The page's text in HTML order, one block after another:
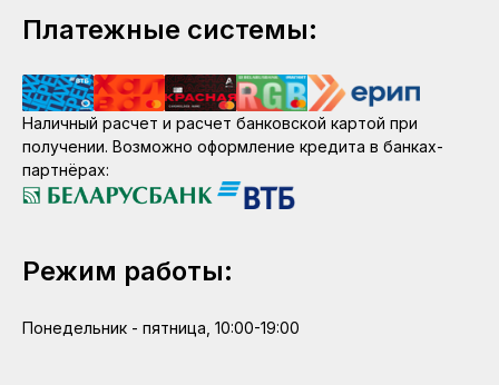
Платежные системы:
Наличный расчет и расчет банковской картой при
получении. Возможно оформление кредита в банках-
партнёрах:
Режим работы:
Понедельник - пятница, 10:00-19:00